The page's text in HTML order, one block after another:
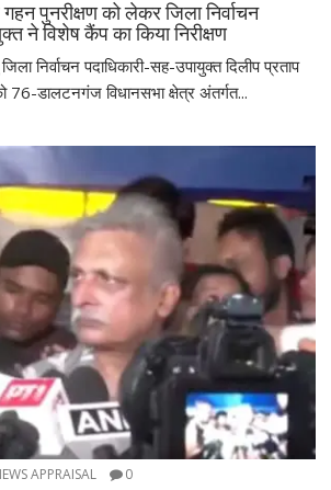
पुनरीक्षण को लेकर जिला निर्वाचन
ने विशेष कैंप का किया निरीक्षण
निर्वाचन पदाधिकारी-सह-उपायुक्त दिलीप प्रताप
76-डालटनगंज विधानसभा क्षेत्र अंतर्गत...
APPRAISAL 0